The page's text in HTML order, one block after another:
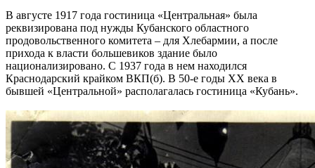
В августе 1917 года гостиница «Центральная» была
реквизирована под нужды Кубанского областного
продовольственного комитета – для Хлебармии, а после
прихода к власти большевиков здание было
национализировано. С 1937 года в нем находился
Краснодарский крайком ВКП(б). В 50-е годы XX века в
бывшей «Центральной» располагалась гостиница «Кубань».